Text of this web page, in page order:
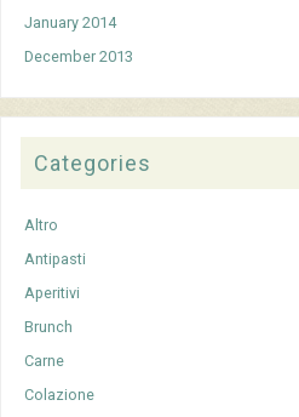
January 2014
December 2013
Categories
Altro
Antipasti
Aperitivi
Brunch
Carne
Colazione